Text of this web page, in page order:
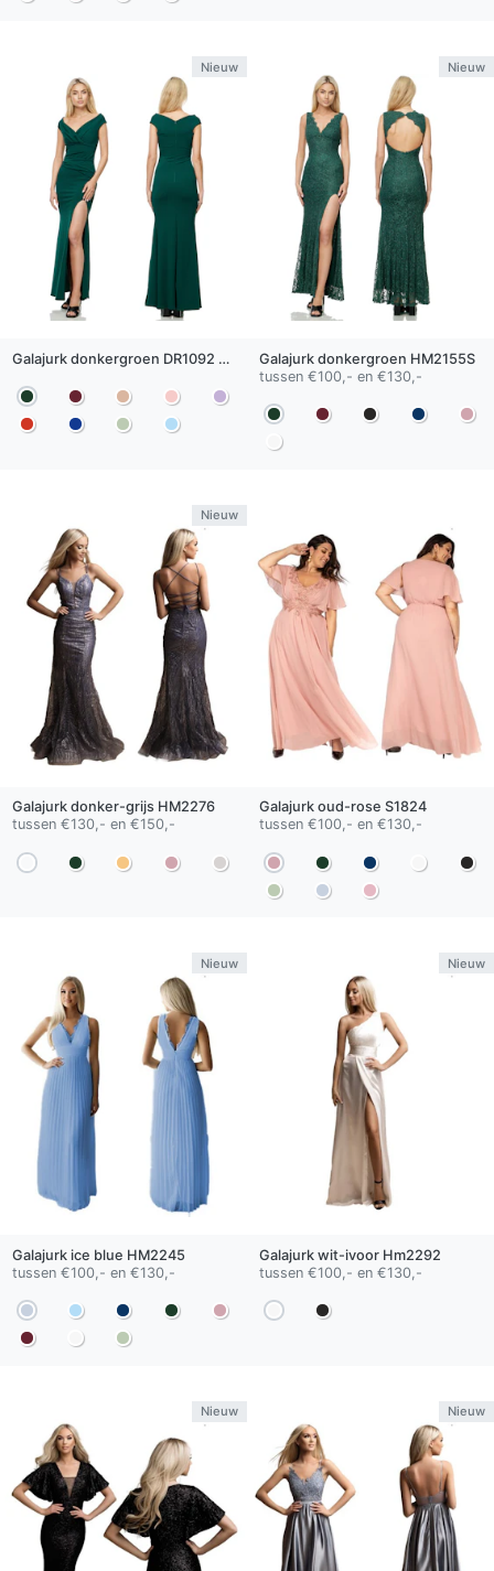
Nieuw
Galajurk donkergroen DR1092 Split
Nieuw
Galajurk donkergroen HM2155S
tussen €100,- en €130,-
Nieuw
Galajurk donker-grijsHM2276
tussen €130,- en €150,-
Galajurk oud-rose S1824
tussen €100,- en €130,-
Nieuw
Galajurk ice blue HM2245
tussen €100,- en €130,-
Nieuw
Galajurk wit-ivoorHm2292
tussen €100,- en €130,-
Nieuw Nieuw